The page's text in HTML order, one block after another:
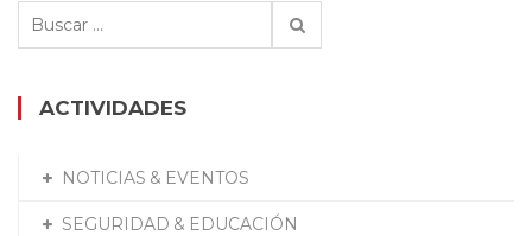
Buscar:
ACTIVIDADES
NOTICIAS & EVENTOS
SEGURIDAD & EDUCACIÓN